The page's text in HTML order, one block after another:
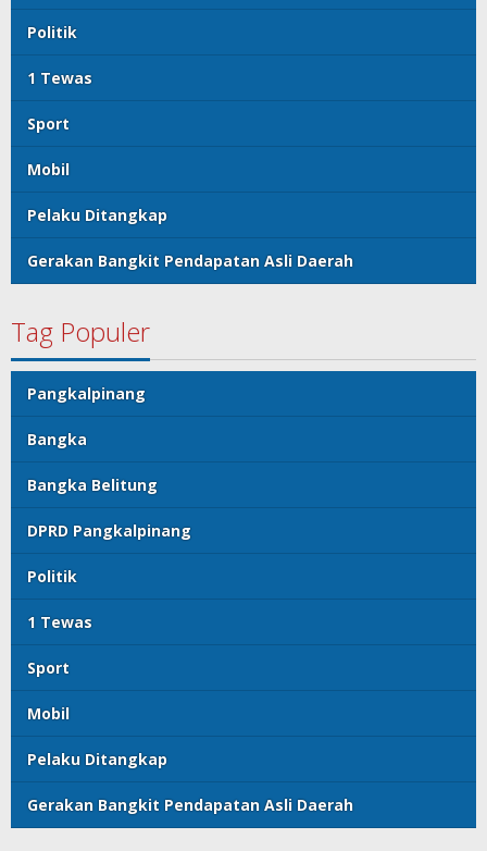
Politik
1 Tewas
Sport
Mobil
Pelaku Ditangkap
Gerakan Bangkit Pendapatan Asli Daerah
Tag Populer
Pangkalpinang
Bangka
Bangka Belitung
DPRD Pangkalpinang
Politik
1 Tewas
Sport
Mobil
Pelaku Ditangkap
Gerakan Bangkit Pendapatan Asli Daerah